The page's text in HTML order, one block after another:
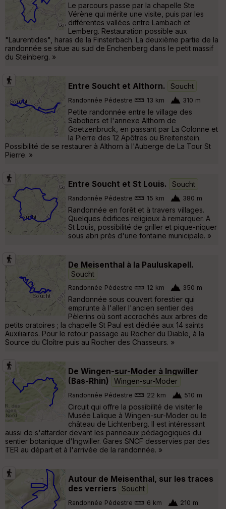
Le parcours passe par la chapelle Ste
Vérène qui mérite une visite, puis par les
différentes vallées entre Lambach et
Lemberg. Restauration possible aux
"Laurentides", haras de la Finsterbach. La deuxième partie de la
randonnée se situe au sud de Enchenberg dans le petit massif
du Steinberg. »
Entre Soucht et Althorn. Soucht
Randonnée Pédestre 13 km 310 m
Petite randonnée entre le village des
Sabotiers et l'annexe Althorn de
Goetzenbruck, en passant par La Colonne et
la Pierre des 12 Apôtres ou Breitenstein.
Possibilité de se restaurer à Althorn à l'Auberge de La Tour St
Pierre. »
Entre Soucht et St Louis. Soucht
Randonnée Pédestre 15 km 380 m
Randonnée en forêt et à travers villages.
Quelques édifices religieux à remarquer. A
St Louis, possibilité de griller et pique-niquer
sous abri près d'une fontaine municipale. »
De Meisenthal à la Pauluskapell.
Soucht
Randonnée Pédestre 12 km 350 m
Randonnée sous couvert forestier qui
emprunte à l'aller l'ancien sentier des
Pèlerins où sont accrochés aux arbres de
petits oratoires ; la chapelle St Paul est dédiée aux 14 saints
Auxiliaires. Pour le retour passage au Rocher du Diable, à la
Source du Cloître puis au Rocher des Chasseurs. »
De Wingen-sur-Moder à Ingwiller
(Bas-Rhin)
Wingen-sur-Moder
Randonnée Pédestre 22 km 510 m
Circuit qui offre la possibilité de visiter le
Musée Lalique à Wingen-sur-Moder ou le
château de Lichtenberg. Il est intéressant
aussi de s'attarder devant les panneaux pédagogiques du
sentier botanique d'Ingwiller. Gares SNCF desservies par des
TER au départ et à l'arrivée de la randonnée. »
Autour de Meisenthal, sur les traces
des verriers
Soucht
Randonnée Pédestre 6 km 210 m